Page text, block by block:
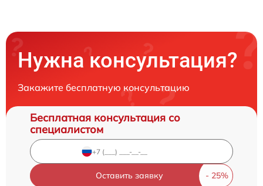
Нужна консультация?
Закажите бесплатную консультацию
Бесплатная консультация со
специалистом
Оставить заявку